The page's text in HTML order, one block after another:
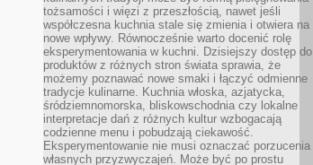
tożsamości i więzi z przeszłością, nawet jeśli
współczesna kuchnia stale się zmienia i otwiera na
nowe wpływy. Równocześnie warto docenić rolę
eksperymentowania w kuchni. Dzisiejszy dostęp do
produktów z różnych stron świata sprawia, że
możemy poznawać nowe smaki i łączyć odmienne
tradycje kulinarne. Kuchnia włoska, azjatycka,
śródziemnomorska, bliskowschodnia czy lokalne
interpretacje dań z różnych kultur wzbogacają
codzienne menu i pobudzają ciekawość.
Eksperymentowanie nie musi oznaczać porzucenia
własnych przyzwyczajeń. Może być po prostu